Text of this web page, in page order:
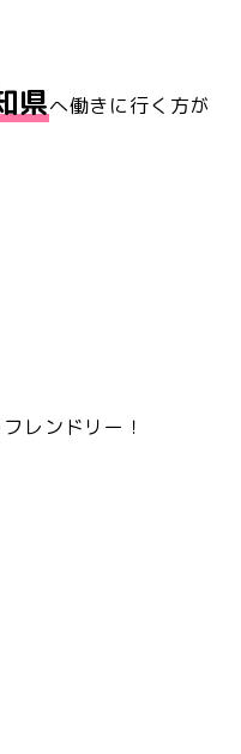
県へ働きに行く方が
レンドリー！